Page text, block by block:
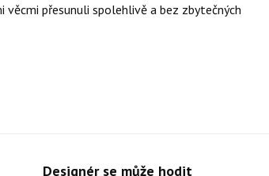
přesunuli spolehlivě a bez zbytečných
Designér se může hodit